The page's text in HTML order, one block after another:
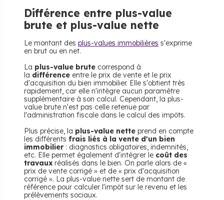
​Différence entre plus-value
brute et plus-value nette
Le montant des plus-values immobilières s'exprime
en brut ou en net.
La plus-value brute correspond à
la différence entre le prix de vente et le prix
d'acquisition du bien immobilier. Elle s'obtient très
rapidement, car elle n'intègre aucun paramètre
supplémentaire à son calcul. Cependant, la plus-
value brute n'est pas celle retenue par
l'administration fiscale dans le calcul des impôts.
Plus précise, la plus-value nette prend en compte
les différents frais liés à la vente d'un bien
immobilier: diagnostics obligatoires, indemnités,
etc. Elle permet également d'intégrer le coût des
travaux réalisés dans le bien. On parle alors de «
prix de vente corrigé » et de « prix d'acquisition
corrigé ». La plus-value nette sert de montant de
référence pour calculer l'impôt sur le revenu et les
prélèvements sociaux.